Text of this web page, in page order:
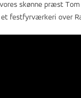
skønne præst
festfyrværkeri over